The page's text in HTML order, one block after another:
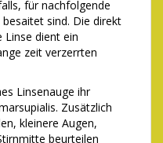
für nachfolgende
sind. Die direkt
Linse dient ein
zeit verzerrten
Linsenauge ihr
Zusätzlich
kleinere Augen,
beurteilen